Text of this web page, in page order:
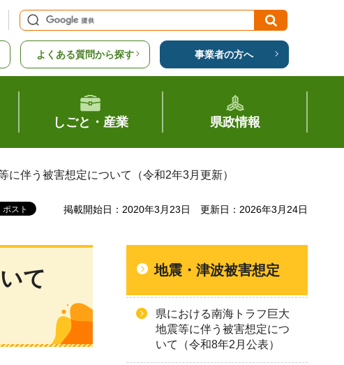
よくある質問から探す 事業者の方へ
しごと・産業 県政情報
に伴う被害想定について（令和2年3月更新）
掲載開始日：2020年3月23日 更新日：2026年3月24日
て
地震・津波被害想定
県における南海トラフ巨大
地震等に伴う被害想定につ
いて（令和8年2月公表）